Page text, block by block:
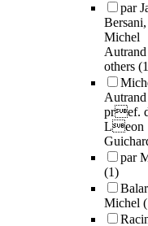
par
Bersani,
Michel
Autrand
others
pref.
Leon
par
(1)
Michel